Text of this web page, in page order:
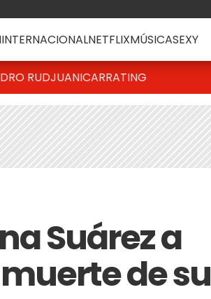
INTERNACIONALNETFLIXMÚSICASEXY
RUDJUANICARRATING
Suárez a
de su